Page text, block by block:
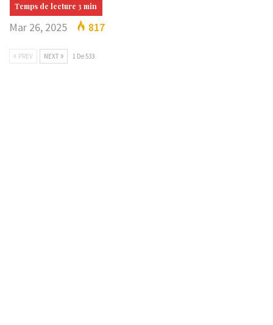
Mar 26, 2025 817
PREV NEXT 1 De 533